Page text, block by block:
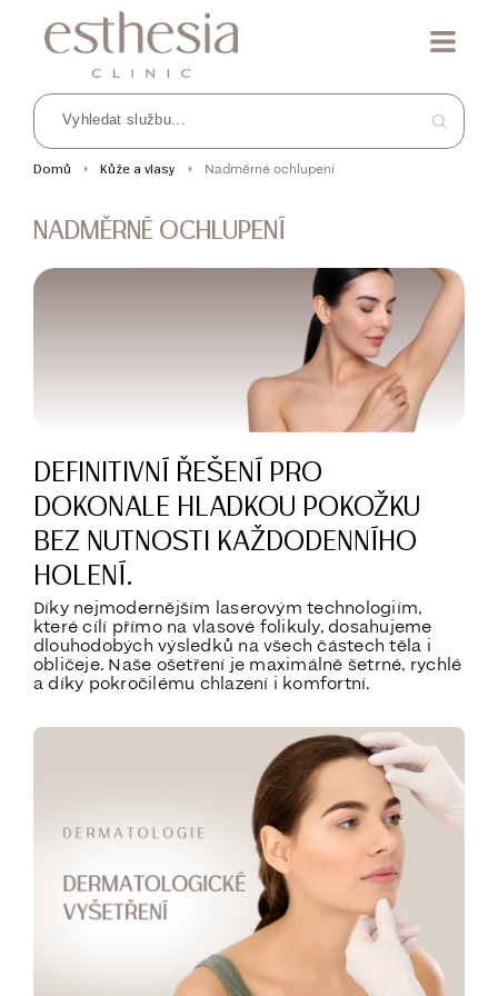
Domů Kůže a vlasy Nadměrné ochlupení
NADMĚRNÉ OCHLUPENÍ
DEFINITIVNÍ ŘEŠENÍ PRO
DOKONALE HLADKOU POKOŽKU
BEZ NUTNOSTI KAŽDODENNÍHO
HOLENÍ.
Díky nejmodernějším laserovým technologiím,
které cílí přímo na vlasové folikuly, dosahujeme
dlouhodobých výsledků na všech částech těla i
obličeje. Naše ošetření je maximálně šetrné, rychlé
a díky pokročilému chlazení i komfortní.